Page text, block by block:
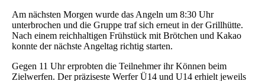
Am nächsten Morgen wurde das Angeln um 8:30 Uhr
unterbrochen und die Gruppe traf sich erneut in der Grillhütte.
Nach einem reichhaltigen Frühstück mit Brötchen und Kakao
konnte der nächste Angeltag richtig starten.
Gegen 11 Uhr erprobten die Teilnehmer ihr Können beim
Zielwerfen. Der präziseste Werfer Ü14 und U14 erhielt jeweils